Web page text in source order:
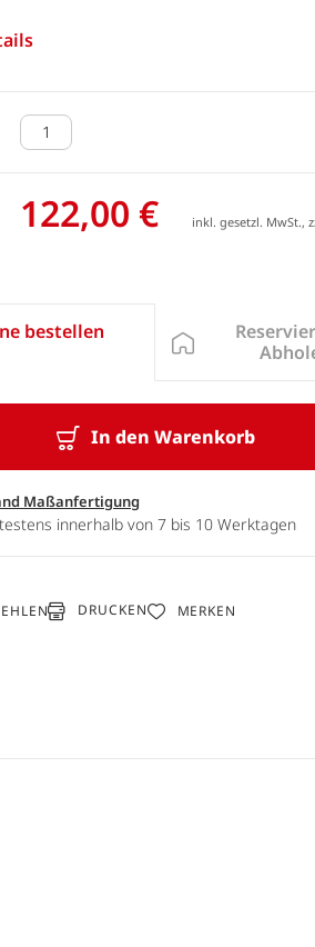
122,00 € inkl. gesetzl. MwSt.,
bestellen
In den Warenkorb
Maßanfertigung
innerhalb von 7 bis 10 Werktagen
DRUCKEN MERKEN